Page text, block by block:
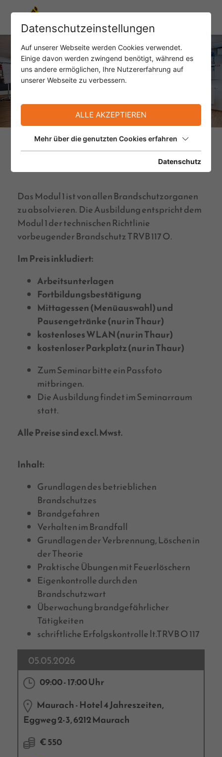
Ausbildung zum
Brandschutzwart – Modul 1
Das Modul 1 ist von allen Brandschutzorganen
zu absolvieren. Die Ausbildung entspricht dem
Modul 1 der technischen Richtlinie
vorbeugender Brandschutz TRVB 117 O.
Im Preis inkludiert:
Arbeitsunterlagen
Fortbildungsbestätigung
Mittagessen (Menüauswahl) und
Pausengetränke (nur in Thaur)
kostenloses WLAN (nur in Thaur)
kostenloser Parkplatz (nur in Thaur)
Zum Seminar bitte ein Passfoto
mitbringen.
Die Ausbildung findet im Seminarraum
statt.
Alle Preise sind excl. Mwst.
Inhalt:
Grundlagen des betrieblichen
Brandschutzes
Brandgefahren
Verhalten im Brandfall
Grundlagen der Verbrennung, Löschen in
der Theorie
Praktische Übungen mit Feuerlöschern
Eigenkontrolle durch den
Brandschutzwart
Überwachung brandgefährlicher
Tätigkeiten
schriftliche Erfolgskontrolle lt.TRVB O 117
05.05.2026
09:00 - 17:00 Uhr
Maurach - Hotel 4 Jahreszeiten,
Eggweg 2-3, 6212 Maurach
€ 550
Datenschutzeinstellungen
Auf unserer Webseite werden Cookies verwendet.
Einige davon werden zwingend benötigt, während es
uns andere ermöglichen, Ihre Nutzererfahrung auf
unserer Webseite zu verbessern.
ALLE AKZEPTIEREN
Mehr über die genutzten Cookies erfahren
Datenschutz